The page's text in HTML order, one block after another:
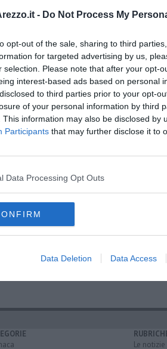
- Do Not Process My
opt-out of the sale, sharing to third
for targeted advertising by us,
selection. Please note that after your opt-
interest-based ads based on personal
to third parties prior to your opt-
of your personal information by third
This information may also be disclosed by
Participants that may further disclose it to
Data Processing Opt Outs
Data Deletion Data Access
l’effettuazione delle attività necessarie
relazionale o per supporto
caregiver; per il riconoscimento delle
standard professionali di alcune
sanitaria".
iscriviti allaNewsletter QUInews -
nella tua casella di posta.
al Pionta"
Le